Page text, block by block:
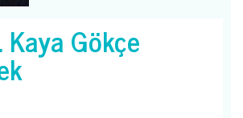
Kaya Gökçe